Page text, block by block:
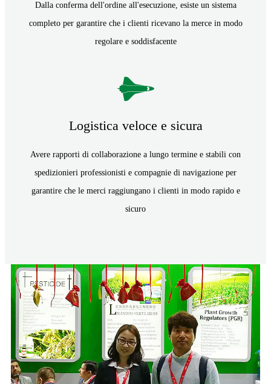
Dalla conferma dell'ordine all'esecuzione, esiste un sistema
completo per garantire che i clienti ricevano la merce in modo
regolare e soddisfacente
Logistica veloce e sicura
Avere rapporti di collaborazione a lungo termine e stabili con
spedizionieri professionisti e compagnie di navigazione per
garantire che le merci raggiungano i clienti in modo rapido e
sicuro